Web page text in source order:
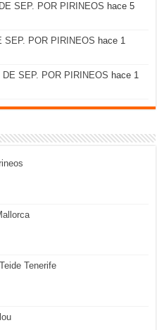
SEP. POR PIRINEOS hace 5
SEP. POR PIRINEOS hace 1
DE SEP. POR PIRINEOS hace 1
Tenerife